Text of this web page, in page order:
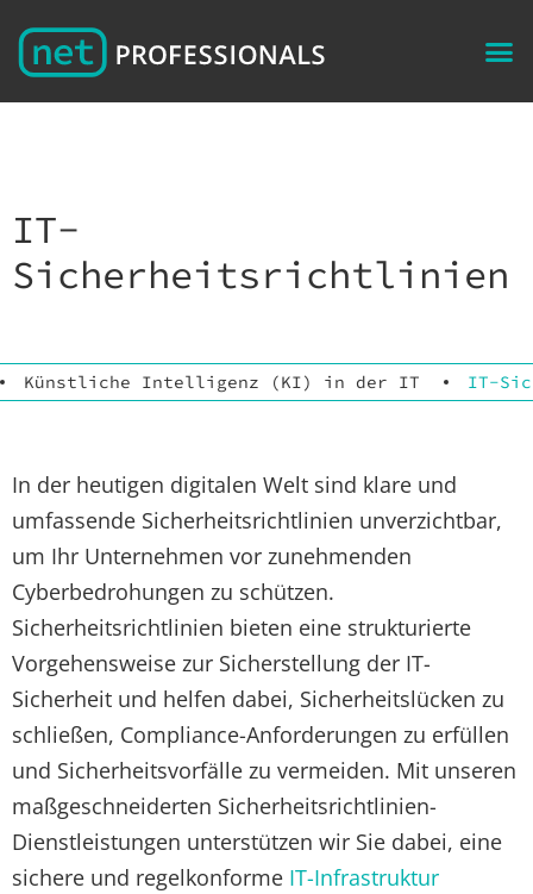
IT-
Sicherheitsrichtlinien
Künstliche Intelligenz (KI) in der IT IT-
In der heutigen digitalen Welt sind klare und
umfassende Sicherheitsrichtlinien unverzichtbar,
um Ihr Unternehmen vor zunehmenden
Cyberbedrohungen zu schützen.
Sicherheitsrichtlinien bieten eine strukturierte
Vorgehensweise zur Sicherstellung der IT-
Sicherheit und helfen dabei, Sicherheitslücken zu
schließen, Compliance-Anforderungen zu erfüllen
und Sicherheitsvorfälle zu vermeiden. Mit unseren
maßgeschneiderten Sicherheitsrichtlinien-
Dienstleistungen unterstützen wir Sie dabei, eine
sichere und regelkonforme IT-Infrastruktur